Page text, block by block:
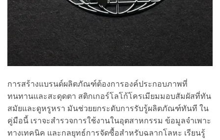
การสร้างแบรนด์ผลิตภัณฑ์ต้องการองค์ประกอบภาพที่
ทนทานและสะดุดตา สติกเกอร์โลโก้โครเมียมมอบสัมผัสที่ทัน
สมัยและดูหรูหรา มันช่วยยกระดับการรับรู้ผลิตภัณฑ์ทันที ใน
คู่มือนี้ เราจะสำรวจการใช้งานในอุตสาหกรรม ข้อมูลจำเพาะ
ทางเทคนิค และกลยุทธ์การจัดซื้อสำหรับฉลากโลหะ เรียนรู้